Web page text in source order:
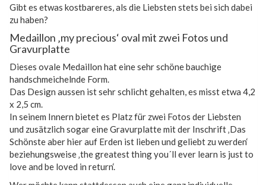
Gibt es etwas kostbareres, als die Liebsten stets bei sich dabei
zu haben?
Medaillon ‚my precious‘ oval mit zwei Fotos und
Gravurplatte
Dieses ovale Medaillon hat eine sehr schöne bauchige
handschmeichelnde Form.
Das Design aussen ist sehr schlicht gehalten, es misst etwa 4,2
x 2,5 cm.
In seinem Innern bietet es Platz für zwei Fotos der Liebsten
und zusätzlich sogar eine Gravurplatte mit der Inschrift ‚Das
Schönste aber hier auf Erden ist lieben und geliebt zu werden‘
beziehungsweise ‚the greatest thing you´ll ever learn is just to
love and be loved in return‘.